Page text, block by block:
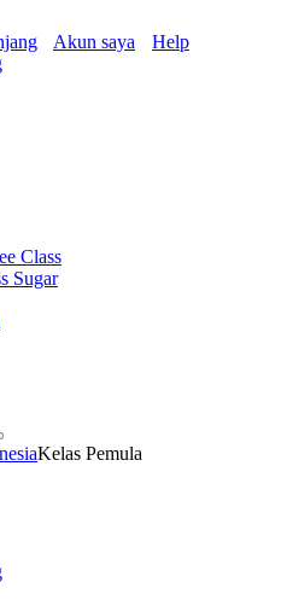
Akun saya Help
Class
Sugar
Kelas Pemula